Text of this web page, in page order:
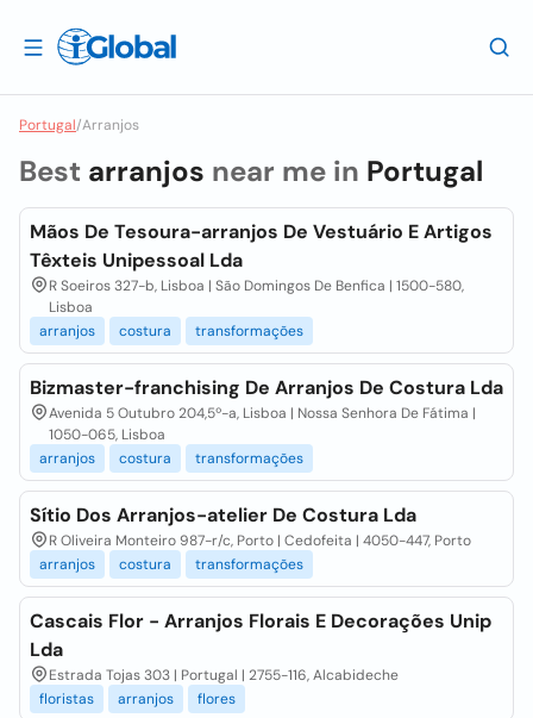
Portugal/Arranjos
Best arranjos near me in Portugal
Mãos De Tesoura-arranjos De Vestuário E Artigos
Têxteis Unipessoal Lda
R Soeiros 327-b, Lisboa | São Domingos De Benfica | 1500-580,
Lisboa
arranjos
costura transformações
Bizmaster-franchising De Arranjos De Costura Lda
Avenida 5 Outubro 204,5º-a, Lisboa | Nossa Senhora De Fátima |
1050-065, Lisboa
arranjos
costura transformações
Sítio Dos Arranjos-atelier De Costura Lda
R Oliveira Monteiro 987-r/c, Porto | Cedofeita | 4050-447, Porto
arranjos
costura transformações
Cascais Flor - Arranjos Florais E Decorações Unip
Lda
Estrada Tojas 303 | Portugal | 2755-116, Alcabideche
floristas
arranjos flores